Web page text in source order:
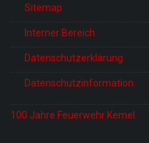
Sitemap
Interner Bereich
Datenschutzerklärung
Datenschutzinformation
100 Jahre Feuerwehr Kemel